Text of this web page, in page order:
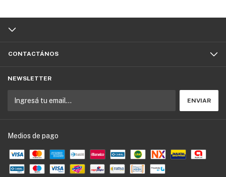
CONTACTÁNOS
NEWSLETTER
Medios de pago